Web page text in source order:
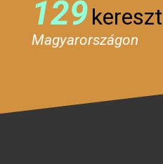
129kereszt
Magyarországon